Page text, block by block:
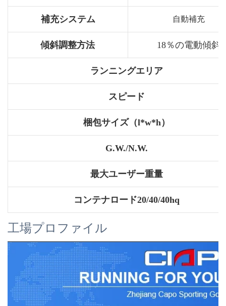
補充システム 自動補充
傾斜調整方法 18％の電動傾斜
ランニングエリア
スピード
梱包サイズ（l*w*h）
G.W./N.W.
最大ユーザー重量
コンテナロード20/40/40hq
工場プロファイル